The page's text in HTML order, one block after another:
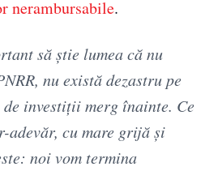
nerambursabile.
să ştie lumea că nu
nu există dezastru pe
investiţii merg înainte. Ce
adevăr, cu mare grijă şi
noi vom termina